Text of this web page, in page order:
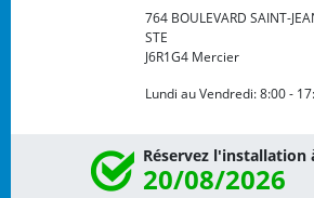
764 BOULEVARD SAINT-
STE
J6R1G4 Mercier
Lundi au Vendredi:8:00 -
Réservez l'installation
20/08/2026